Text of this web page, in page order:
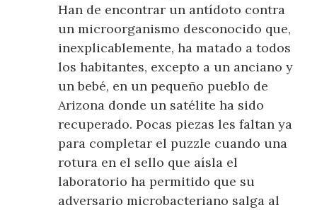
Han de encontrar un antídoto contra
un microorganismo desconocido que,
inexplicablemente, ha matado a todos
los habitantes, excepto a un anciano y
un bebé, en un pequeño pueblo de
Arizona donde un satélite ha sido
recuperado. Pocas piezas les faltan ya
para completar el puzzle cuando una
rotura en el sello que aísla el
laboratorio ha permitido que su
adversario microbacteriano salga al